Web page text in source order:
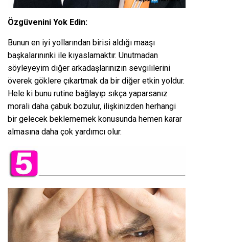
Özgüvenini Yok Edin:
Bunun en iyi yollarından birisi aldığı maaşı
başkalarınınki ile kıyaslamaktır. Unutmadan
söyleyeyim diğer arkadaşlarınızın sevgililerini
överek göklere çıkartmak da bir diğer etkin yoldur.
Hele ki bunu rutine bağlayıp sıkça yaparsanız
morali daha çabuk bozulur, ilişkinizden herhangi
bir gelecek beklememek konusunda hemen karar
almasına daha çok yardımcı olur.